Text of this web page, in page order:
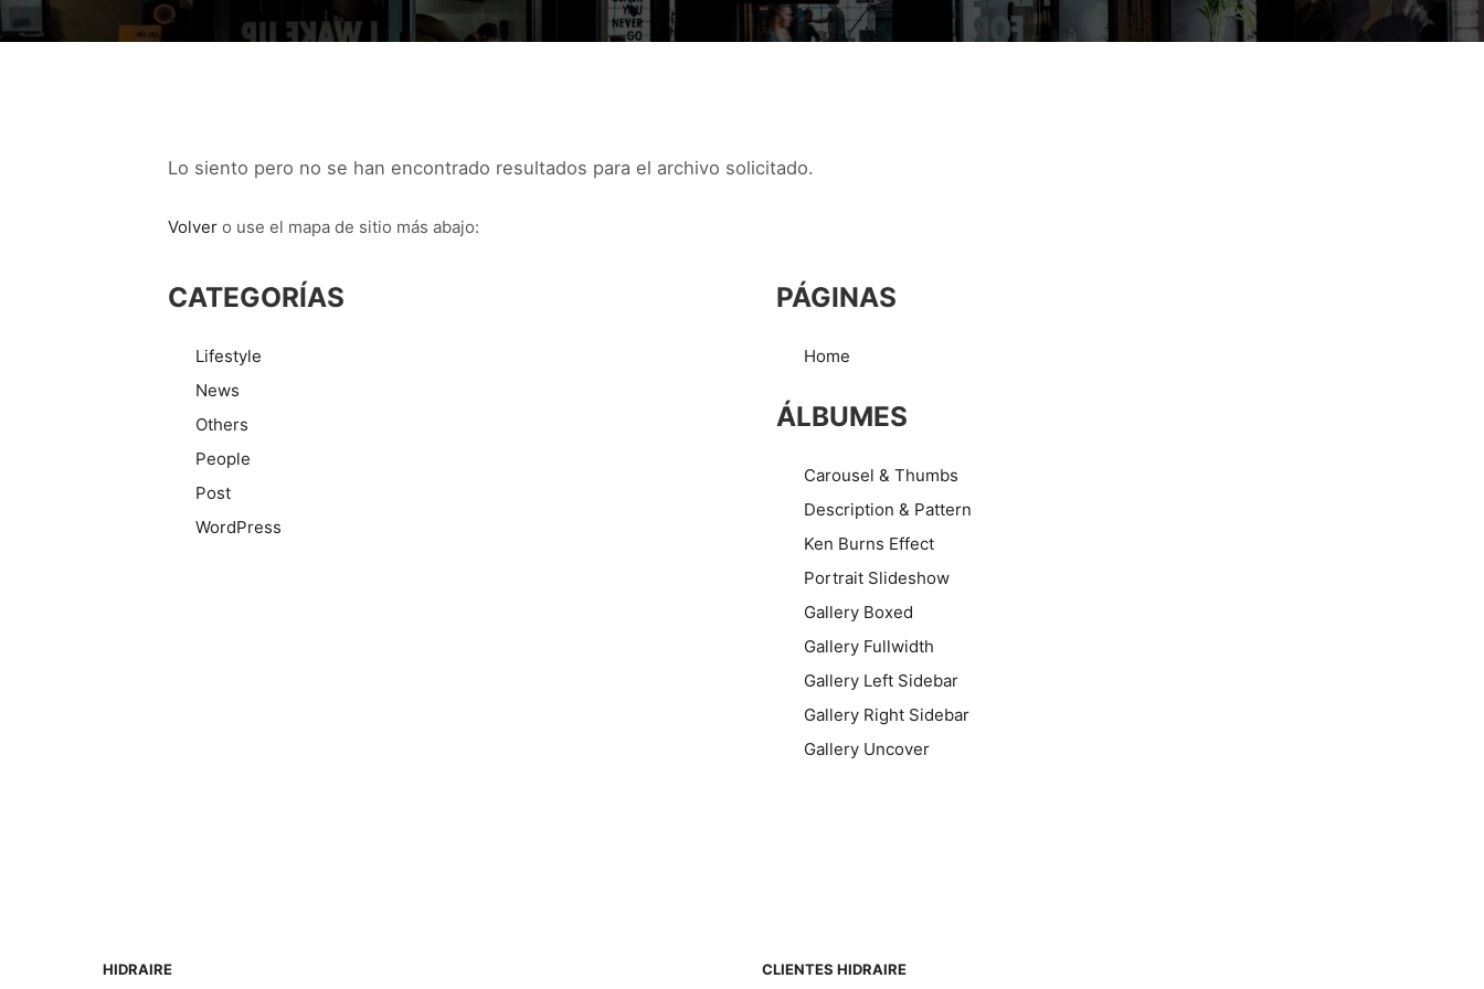
Lo siento pero no se han encontrado resultados para el archivo solicitado.
Volver o use el mapa de sitio más abajo:
CATEGORÍAS
Lifestyle
News
Others
People
Post
WordPress
PÁGINAS
Home
ÁLBUMES
Carousel & Thumbs
Description & Pattern
Ken Burns Effect
Portrait Slideshow
Gallery Boxed
Gallery Fullwidth
Gallery Left Sidebar
Gallery Right Sidebar
Gallery Uncover
HIDRAIRE CLIENTES HIDRAIRE